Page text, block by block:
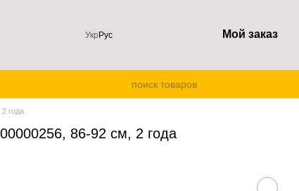
Укр Рус Мой заказ
года
86-92 см, 2 года